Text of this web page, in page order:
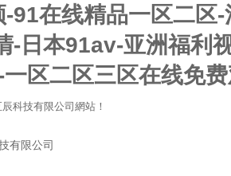
-91在线精品一区二
-日本91av-亚洲福利
区二区三区在线免
科技有限公司網站！